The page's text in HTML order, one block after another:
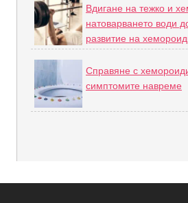
Вдигане на тежко и
натоварването води
развитие на
Справяне с
симптомите навреме